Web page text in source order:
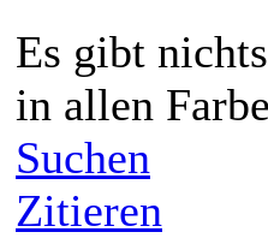
Es gibt
in allen
Suchen
Zitieren